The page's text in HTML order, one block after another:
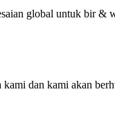
global untuk bir &
dan kami akan